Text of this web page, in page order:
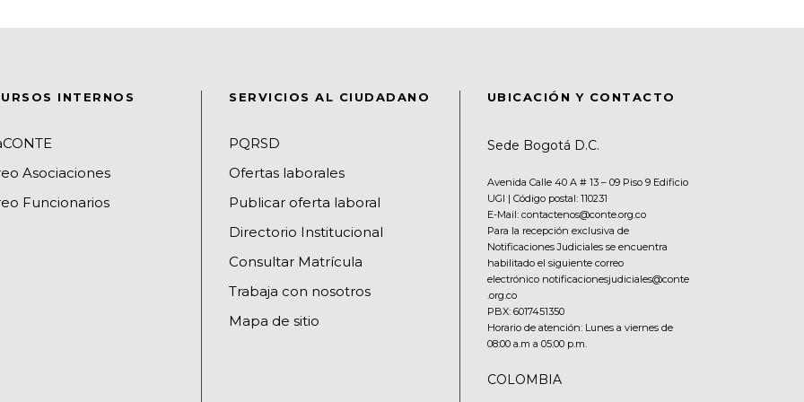
INTERNOS
Asociaciones
Funcionarios
SERVICIOS AL CIUDADANO
PQRSD
Ofertas laborales
Publicar oferta laboral
Directorio Institucional
Consultar Matrícula
Trabaja con nosotros
Mapa de sitio
UBICACIÓN Y CONTACTO
Sede Bogotá D.C.
Avenida Calle 40 A # 13 – 09 Piso 9 Edificio
UGI | Código postal: 110231
E-Mail: contactenos@conte.org.co
Para la recepción exclusiva de
Notificaciones Judiciales se encuentra
habilitado el siguiente correo
electrónico notificacionesjudiciales@conte
.org.co
PBX: 6017451350
Horario de atención: Lunes a viernes de
08:00 a.m a 05:00 p.m.
COLOMBIA